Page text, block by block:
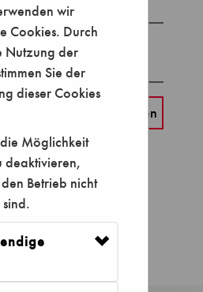
wir
Cookies. Durch
Nutzung der
Sie der
dieser Cookies
Möglichkeit
deaktivieren,
Betrieb nicht
kein Konto besitzen